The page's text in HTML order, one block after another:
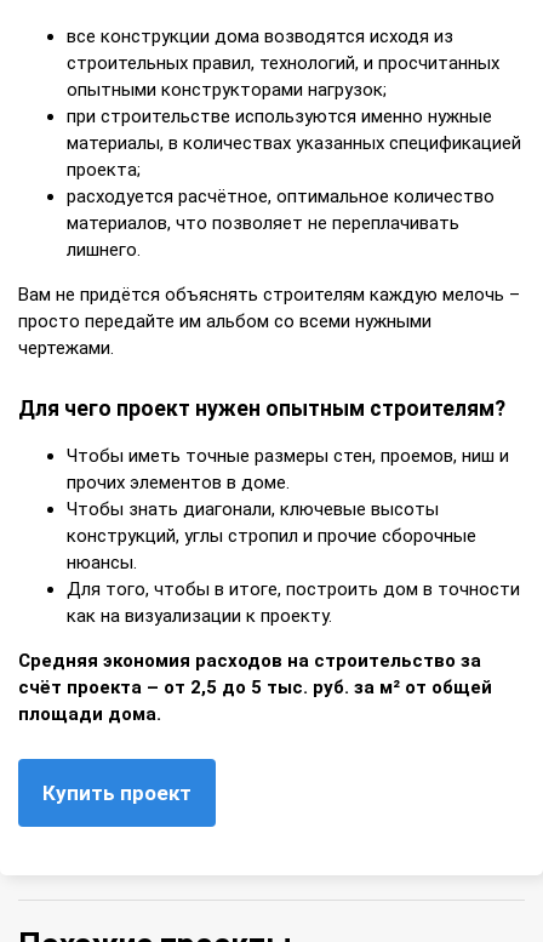
все конструкции дома возводятся исходя из
строительных правил, технологий, и просчитанных
опытными конструкторами нагрузок;
при строительстве используются именно нужные
материалы, в количествах указанных спецификацией
проекта;
расходуется расчётное, оптимальное количество
материалов, что позволяет не переплачивать
лишнего.
Вам не придётся объяснять строителям каждую мелочь –
просто передайте им альбом со всеми нужными
чертежами.
Для чего проект нужен опытным строителям?
Чтобы иметь точные размеры стен, проемов, ниш и
прочих элементов в доме.
Чтобы знать диагонали, ключевые высоты
конструкций, углы стропил и прочие сборочные
нюансы.
Для того, чтобы в итоге, построить дом в точности
как на визуализации к проекту.
Средняя экономия расходов на строительство за
счёт проекта – от 2,5 до 5 тыс. руб. за м² от общей
площади дома.
Купить проект